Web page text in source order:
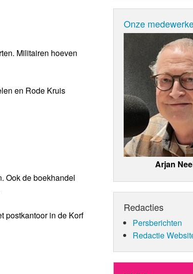
Militairen hoeven
en Rode Kruis
Ook de boekhandel
postkantoor in de Korf
Onze
Arjan
Redacties
Persberichten
Redactie